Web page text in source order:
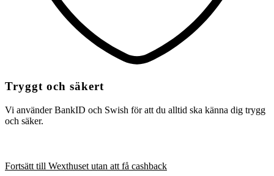
Tryggt och säkert
Vi använder BankID och Swish för att du alltid ska känna dig trygg
och säker.
Fortsätt till Wexthuset utan att få cashback